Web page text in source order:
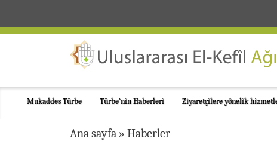
Mukaddes Türbe Türbe'nin Haberleri Ziyaretçilere yönelik
Ana sayfa » Haberler